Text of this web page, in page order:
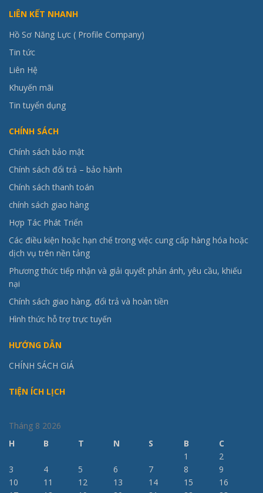
LIÊN KẾT NHANH
Hồ Sơ Năng Lực ( Profile Company)
Tin tức
Liên Hệ
Khuyến mãi
Tin tuyển dụng
CHÍNH SÁCH
Chính sách bảo mật
Chính sách đổi trả – bảo hành
Chính sách thanh toán
chính sách giao hàng
Hợp Tác Phát Triển
Các điều kiện hoặc hạn chế trong việc cung cấp hàng hóa hoặc
dịch vụ trên nền tảng
Phương thức tiếp nhận và giải quyết phản ánh, yêu cầu, khiếu
nại
Chính sách giao hàng, đổi trả và hoàn tiền
Hình thức hỗ trợ trực tuyến
HƯỚNG DẪN
CHÍNH SÁCH GIÁ
TIỆN ÍCH LỊCH
Tháng 8 2026
H
B T N S B
C
1
2
3
4 5 6 7 8
9
10
11 12 13 14 15
16